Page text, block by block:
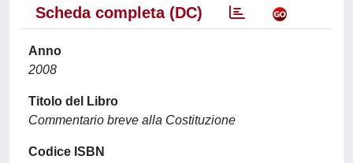
Scheda completa (DC)
Anno
2008
Titolo del Libro
Commentario breve alla Costituzione
Codice ISBN